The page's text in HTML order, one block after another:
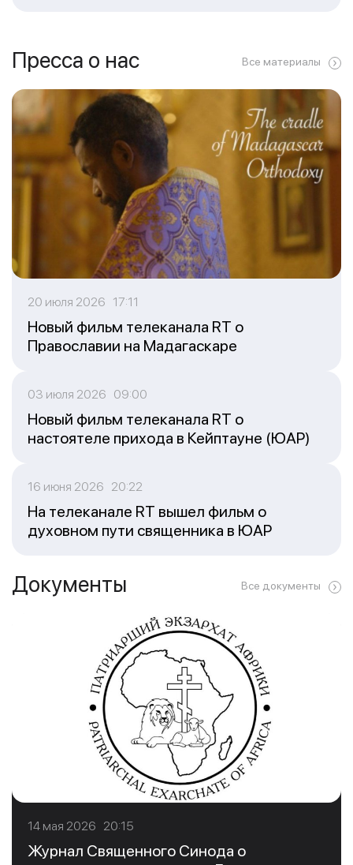
Пресса о нас Все материалы
20 июля 2026 17:11
Новый фильм телеканала RT о
Православии на Мадагаскаре
03 июля 2026 09:00
Новый фильм телеканала RT о
настоятеле прихода в Кейптауне (ЮАР)
16 июня 2026 20:22
На телеканале RT вышел фильм о
духовном пути священника в ЮАР
Документы Все документы
14 мая 2026 20:15
Журнал Священного Синода о